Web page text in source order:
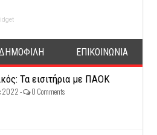
ΕΠΙΚΟΙΝΩΝΙΑ
Τα εισιτήρια με ΠΑΟΚ
2022 - 0 Comments